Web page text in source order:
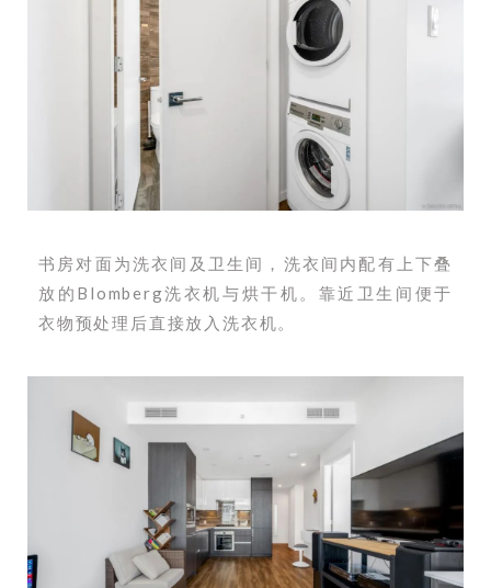
书房对面为洗衣间及卫生间，洗衣间内配有上下叠
放的Blomberg洗衣机与烘干机。靠近卫生间便于
衣物预处理后直接放入洗衣机。